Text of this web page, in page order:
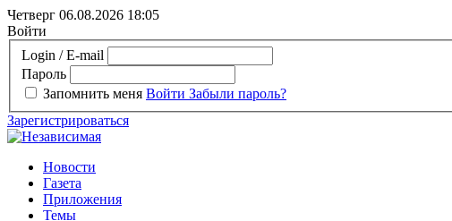
Четверг 06.08.2026 18:05
Войти
Login / E-mail
Пароль
Запомнить меня Войти Забыли пароль?
Зарегистрироваться
Новости
Газета
Приложения
Темы